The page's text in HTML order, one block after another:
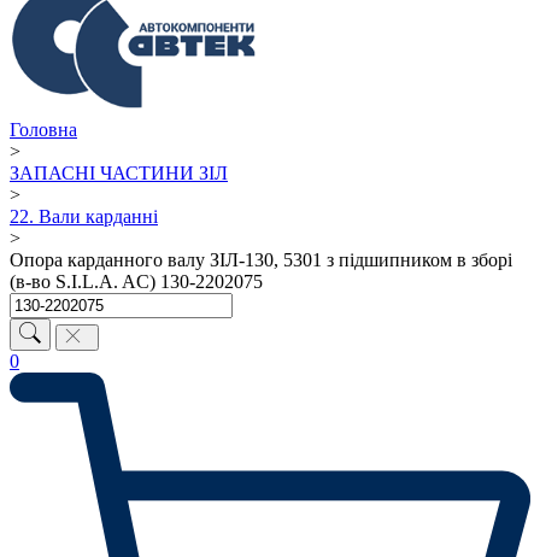
Головна
>
ЗАПАСНІ ЧАСТИНИ ЗІЛ
>
22. Вали карданні
>
Опора карданного валу ЗІЛ-130, 5301 з підшипником в зборі
(в-во S.I.L.A. AC) 130-2202075
0